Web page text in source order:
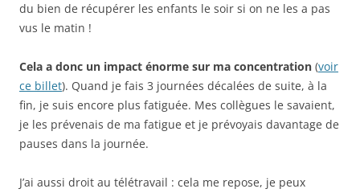
du bien de récupérer les enfants le soir si on ne les a pas
vus le matin !
Cela a donc un impact énorme sur ma concentration (voir
ce billet). Quand je fais 3 journées décalées de suite, à la
fin, je suis encore plus fatiguée. Mes collègues le savaient,
je les prévenais de ma fatigue et je prévoyais davantage de
pauses dans la journée.
J’ai aussi droit au télétravail : cela me repose, je peux